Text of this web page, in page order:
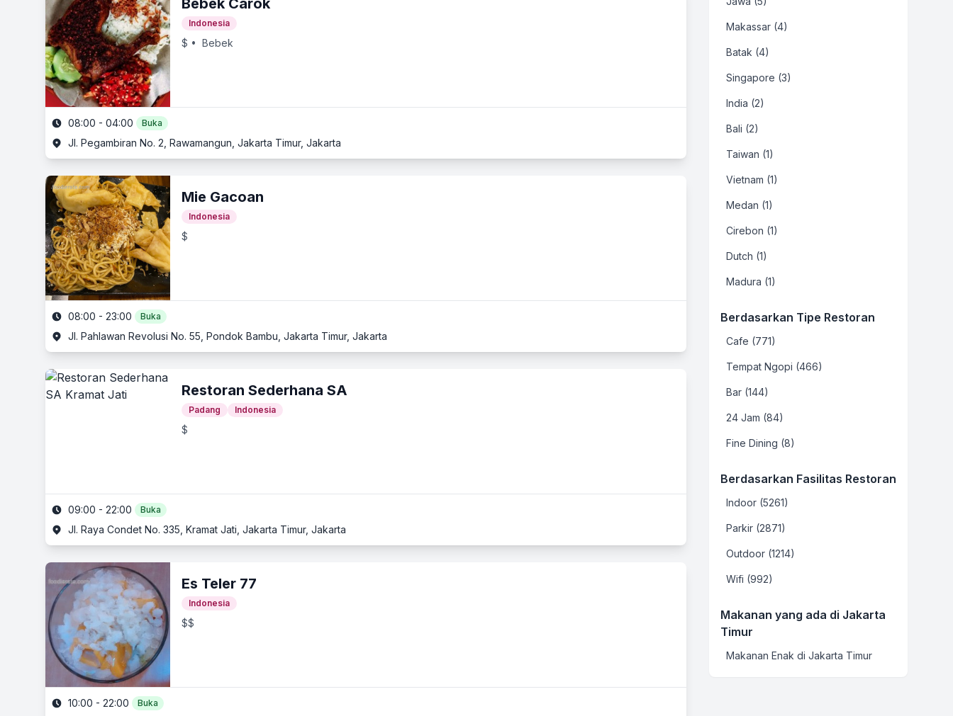
Bebek Carok
Indonesia
$ • Bebek
08:00 - 04:00 Buka
Jl. Pegambiran No. 2, Rawamangun, Jakarta Timur, Jakarta
Mie Gacoan
Indonesia
$
08:00 - 23:00 Buka
Jl. Pahlawan Revolusi No. 55, Pondok Bambu, Jakarta Timur, Jakarta
Restoran Sederhana SA
Padang Indonesia
$
09:00 - 22:00 Buka
Jl. Raya Condet No. 335, Kramat Jati, Jakarta Timur, Jakarta
Es Teler 77
Indonesia
$$
10:00 - 22:00 Buka
Makassar (4)
Batak (4)
Singapore (3)
India (2)
Bali (2)
Taiwan (1)
Vietnam (1)
Medan (1)
Cirebon (1)
Dutch (1)
Madura (1)
Berdasarkan Tipe Restoran
Cafe (771)
Tempat Ngopi (466)
Bar (144)
24 Jam (84)
Fine Dining (8)
Berdasarkan Fasilitas Restoran
Indoor (5261)
Parkir (2871)
Outdoor (1214)
Wifi (992)
Makanan yang ada di Jakarta
Timur
Makanan Enak di Jakarta Timur